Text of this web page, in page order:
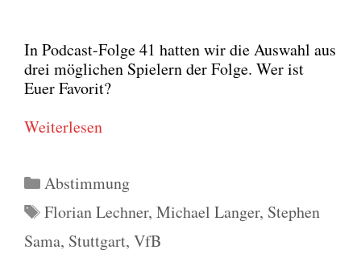
In Pod­cast-Fol­ge 41 hat­ten wir die Aus­wahl aus
drei mög­li­chen Spie­lern der Fol­ge. Wer ist
Euer Favo­rit?
Wei­ter­le­sen
Kategorien
Abstimmung
Schlagwörter
Florian Lechner, Michael Langer, Stephen
Sama, Stuttgart, VfB